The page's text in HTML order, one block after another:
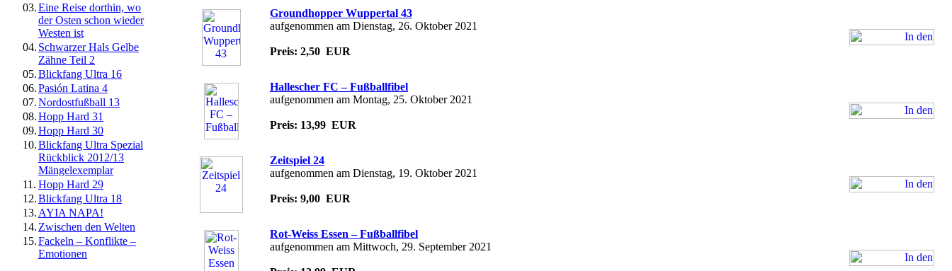
03.Eine Reise dorthin, wo
der Osten schon wieder
Westen ist
04. Schwarzer Hals Gelbe
Zähne Teil 2
05.Blickfang Ultra 16
06.Pasión Latina 4
07.Nordostfußball 13
08.Hopp Hard 31
09.Hopp Hard 30
10.Blickfang Ultra Spezial
Rückblick 2012/13
Mängelexemplar
11. Hopp Hard 29
12.Blickfang Ultra 18
13. AYIA NAPA!
14. Zwischen den Welten
15.Fackeln – Konflikte –
Emotionen
Groundhopper Wuppertal 43
aufgenommen am Dienstag, 26. Oktober 2021
Preis: 2,50 EUR
Hallescher FC – Fußballfibel
aufgenommen am Montag, 25. Oktober 2021
Preis: 13,99 EUR
Zeitspiel 24
aufgenommen am Dienstag, 19. Oktober 2021
Preis: 9,00 EUR
Rot-Weiss Essen – Fußballfibel
aufgenommen am Mittwoch, 29. September 2021